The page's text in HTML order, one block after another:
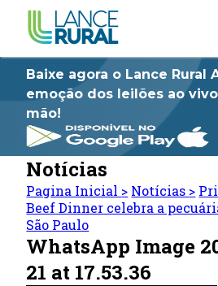
Baixe agora o Lance Rural
emoção dos leilões ao
mão!
Notícias
Pagina Inicial > Notícias >
Beef Dinner celebra a
São Paulo
WhatsApp Image
21 at 17.53.36